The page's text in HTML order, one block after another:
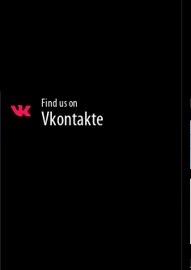
Find us on
Vkontakte